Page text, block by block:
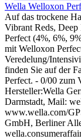
Wella Welloxon
Auf das trockene
Vibrant Reds,
Perfect (4%, 6%,
mit Welloxon
Veredelung/
finden Sie auf der
Perfect. - 0/00 zum
Hersteller:Wella
Darmstadt, Mail:
www.wella.com/
GmbH, Berliner